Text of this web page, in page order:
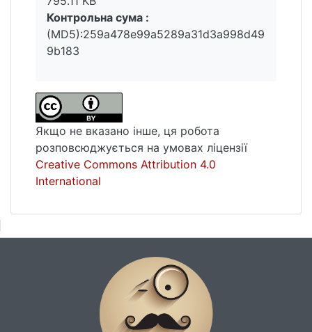
комплекс геологорозвідувальних робіт на
різних етапах. Аутогенні зміни магнітних
мінералів у верхній частині геологічного
вуглеводневих продуктів у ґрунтах
спричинює зміну магнітних властивостей
та формує аномалії магнітного поля.
Контрольна сума :
(MD5):259a478e99a5289a31d3a998d49
9b183
Якщо не вказано інше, ця робота
розповсюджується на умовах ліцензії
Creative Commons Attribution 4.0
International